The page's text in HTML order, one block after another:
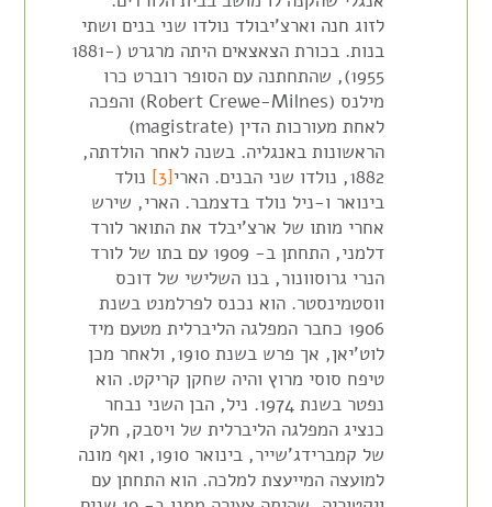
לזוג חנה וארצ'יבולד נולדו שני בנים ושתי
בנות. בכורת הצאצאים היתה מרגרט (1881-
1955), שהתחתנה עם הסופר רוברט כרו
מילנס (Robert Crewe-Milnes) והפכה
לאחת מעורכות הדין (magistrate)
הראשונות באנגליה. בשנה לאחר הולדתה,
1882, נולדו שני הבנים. הארי
[3]
נולד
בינואר ו-ניל נולד בדצמבר. הארי, שירש
אחרי מותו של ארצ'יבלד את התואר לורד
דלמני, התחתן ב- 1909 עם בתו של לורד
הנרי גרוסוונור, בנו השלישי של דוכס
ווסטמינסטר. הוא נכנס לפרלמנט בשנת
1906 כחבר המפלגה הליברלית מטעם מיד
לוט'יאן, אך פרש בשנת 1910, ולאחר מכן
טיפח סוסי מרוץ והיה שחקן קריקט. הוא
נפטר בשנת 1974. ניל, הבן השני נבחר
כנציג המפלגה הליברלית של ויסבק, חלק
של קמברידג'שייר, בינואר 1910, ואף מונה
למועצה המייעצת למלכה. הוא התחתן עם